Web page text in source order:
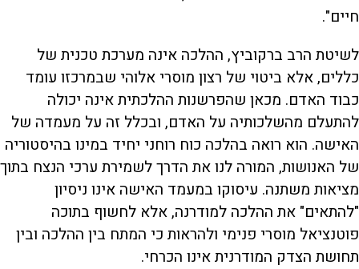
חיים".
לשיטת הרב ברקוביץ, ההלכה אינה מערכת טכנית של
כללים, אלא ביטוי של רצון מוסרי אלוהי שבמרכזו עומד
כבוד האדם. מכאן שהפרשנות ההלכתית אינה יכולה
להתעלם מהשלכותיה על האדם, ובכלל זה על מעמדה של
האישה. הוא רואה בהלכה כוח רוחני יחיד במינו בהיסטוריה
של האנושות, המורה לנו את הדרך לשמירת ערכי הנצח בתוך
מציאות משתנה. עיסוקו במעמד האישה אינו ניסיון
"להתאים" את ההלכה למודרנה, אלא לחשוף בתוכה
פוטנציאל מוסרי פנימי ולהראות כי המתח בין ההלכה ובין
תחושת הצדק המודרנית אינו הכרחי.